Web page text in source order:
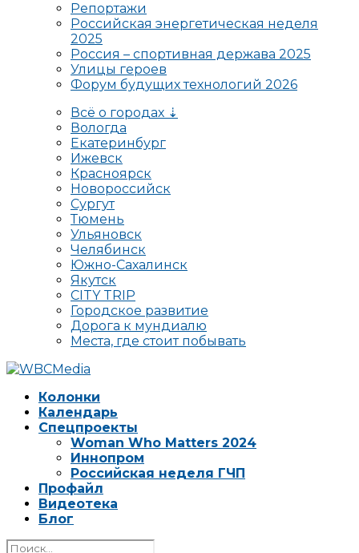
Репортажи
Российская энергетическая неделя
2025
Россия – спортивная держава 2025
Улицы героев
Форум будущих технологий 2026
Всё о городах ⇣
Вологда
Екатеринбург
Ижевск
Красноярск
Новороссийск
Сургут
Тюмень
Ульяновск
Челябинск
Южно-Сахалинск
Якутск
CITY TRIP
Городское развитие
Дорога к мундиалю
Места, где стоит побывать
Колонки
Календарь
Спецпроекты
Woman Who Matters 2024
Иннопром
Российская неделя ГЧП
Профайл
Видеотека
Блог